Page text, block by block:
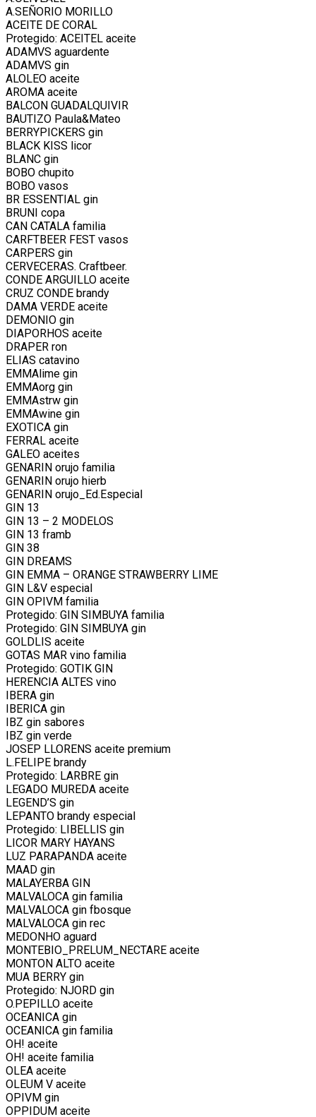
A.SEÑORIO MORILLO
ACEITE DE CORAL
Protegido: ACEITEL aceite
ADAMVS aguardente
ADAMVS gin
ALOLEO aceite
AROMA aceite
BALCON GUADALQUIVIR
BAUTIZO Paula&Mateo
BERRYPICKERS gin
BLACK KISS licor
BLANC gin
BOBO chupito
BOBO vasos
BR ESSENTIAL gin
BRUNI copa
CAN CATALA familia
CARFTBEER FEST vasos
CARPERS gin
CERVECERAS. Craftbeer.
CONDE ARGUILLO aceite
CRUZ CONDE brandy
DAMA VERDE aceite
DEMONIO gin
DIAPORHOS aceite
DRAPER ron
ELIAS catavino
EMMAlime gin
EMMAorg gin
EMMAstrw gin
EMMAwine gin
EXOTICA gin
FERRAL aceite
GALEO aceites
GENARIN orujo familia
GENARIN orujo hierb
GENARIN orujo_Ed.Especial
GIN 13
GIN 13 – 2 MODELOS
GIN 13 framb
GIN 38
GIN DREAMS
GIN EMMA – ORANGE STRAWBERRY LIME
GIN L&V especial
GIN OPIVM familia
Protegido: GIN SIMBUYA familia
Protegido: GIN SIMBUYA gin
GOLDLIS aceite
GOTAS MAR vino familia
Protegido: GOTIK GIN
HERENCIA ALTES vino
IBERA gin
IBERICA gin
IBZ gin sabores
IBZ gin verde
JOSEP LLORENS aceite premium
L.FELIPE brandy
Protegido: LARBRE gin
LEGADO MUREDA aceite
LEGEND’S gin
LEPANTO brandy especial
Protegido: LIBELLIS gin
LICOR MARY HAYANS
LUZ PARAPANDA aceite
MAAD gin
MALAYERBA GIN
MALVALOCA gin familia
MALVALOCA gin fbosque
MALVALOCA gin rec
MEDONHO aguard
MONTEBIO_PRELUM_NECTARE aceite
MONTON ALTO aceite
MUA BERRY gin
Protegido: NJORD gin
O.PEPILLO aceite
OCEANICA gin
OCEANICA gin familia
OH! aceite
OH! aceite familia
OLEA aceite
OLEUM V aceite
OPIVM gin
OPPIDUM aceite